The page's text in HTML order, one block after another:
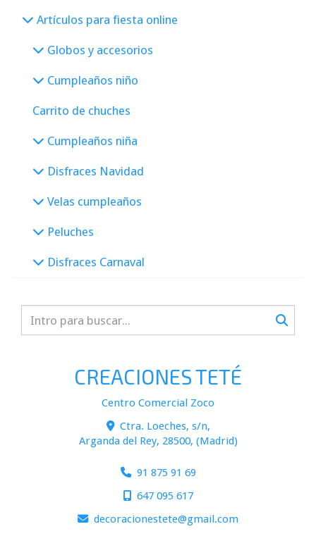
Artículos para fiesta online
Globos y accesorios
Cumpleaños niño
Carrito de chuches
Cumpleaños niña
Disfraces Navidad
Velas cumpleaños
Peluches
Disfraces Carnaval
CREACIONES TETÉ
Centro Comercial Zoco
Ctra. Loeches, s/n,
Arganda del Rey, 28500, (Madrid)
91 875 91 69
647 095 617
decoracionestete
gmail.com